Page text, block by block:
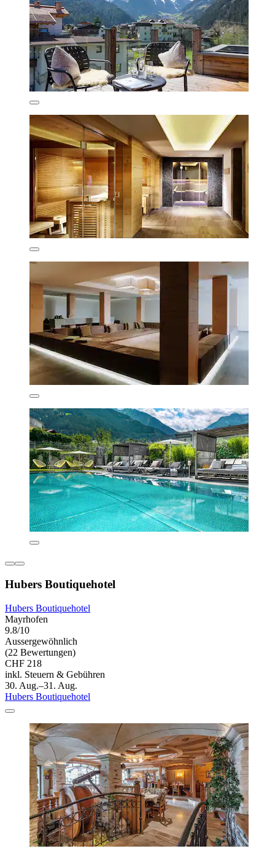
Hubers Boutiquehotel
Hubers Boutiquehotel
Mayrhofen
9.8/10
Aussergewöhnlich
(22 Bewertungen)
CHF 218
inkl. Steuern & Gebühren
30. Aug.–31. Aug.
Hubers Boutiquehotel